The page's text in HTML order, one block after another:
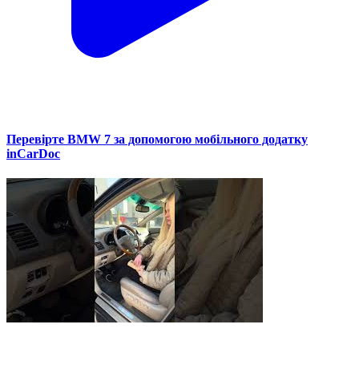
Перевірте BMW 7 за допомогою мобільного додатку
inCarDoc